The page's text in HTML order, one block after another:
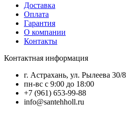
Доставка
Оплата
Гарантия
О компании
Контакты
Контактная информация
г. Астрахань, ул. Рылеева 30/8
пн-вс с 9:00 до 18:00
+7 (961) 653-99-88
info@santehholl.ru